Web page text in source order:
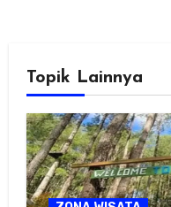
Topik Lainnya